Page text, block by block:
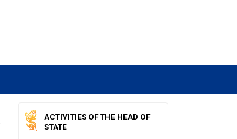
ACTIVITIES OF THE HEAD OF
STATE